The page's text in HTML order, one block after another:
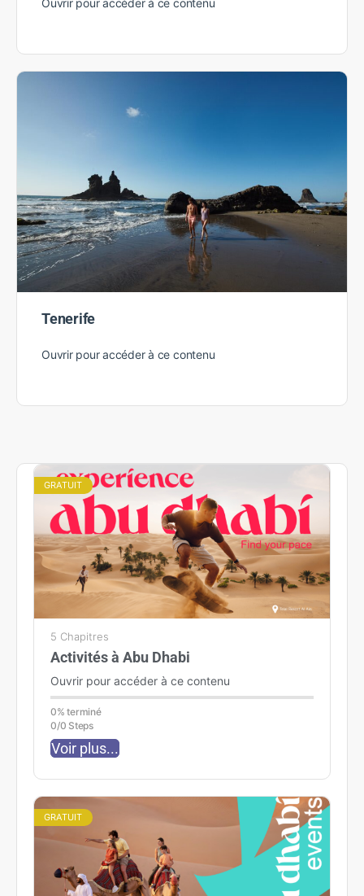
Ouvrir pour accéder à ce contenu
Tenerife
Ouvrir pour accéder à ce contenu
GRATUIT
5 Chapitres
Activités à Abu Dhabi
Ouvrir pour accéder à ce contenu
0% terminé
0/0 Steps
Voir plus...
GRATUIT